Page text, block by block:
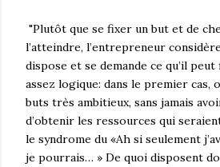
"Plutôt que se fixer un but et de
l’atteindre, l’entrepreneur
dispose et se demande ce qu’il peut
assez logique: dans le premier cas,
buts très ambitieux, sans jamais
d’obtenir les ressources qui
le syndrome du «Ah si seulement
je pourrais… » De quoi disposent